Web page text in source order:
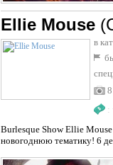
Ellie Mouse
в
8
:
Burlesque Show Ellie
новогоднюю тематику! 6